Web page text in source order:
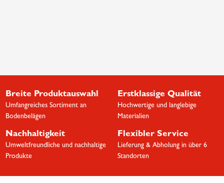
Breite Produktauswahl
Umfangreiches Sortiment an
Bodenbelägen
Erstklassige Qualität
Hochwertige und langlebige
Materialien
Nachhaltigkeit
Umweltfreundliche und nachhaltige
Produkte
Flexibler Service
Lieferung & Abholung in über 6
Standorten